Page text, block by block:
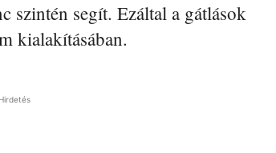
szintén segít. Ezáltal a gátlások
kialakításában.
Hirdetés